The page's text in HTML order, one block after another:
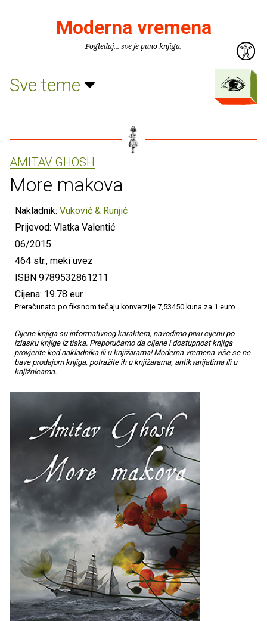
Moderna vremena
Pogledaj... sve je puno knjiga.
Sve teme
AMITAV GHOSH
More makova
Nakladnik: Vuković & Runjić
Prijevod: Vlatka Valentić
06/2015.
464 str., meki uvez
ISBN 9789532861211
Cijena: 19.78 eur
Preračunato po fiksnom tečaju konverzije 7,53450 kuna za 1 euro
Cijene knjiga su informativnog karaktera, navodimo prvu cijenu po
izlasku knjige iz tiska. Preporučamo da cijene i dostupnost knjiga
provjerite kod nakladnika ili u knjižarama! Moderna vremena više se ne
bave prodajom knjiga, potražite ih u knjižarama, antikvarijatima ili u
knjižnicama.